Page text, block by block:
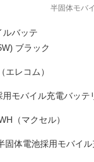
半固体モバ
バッテ
ブラック
エレコム）
モバイル充電バッテ
（マクセル）
体電池採用モバイル